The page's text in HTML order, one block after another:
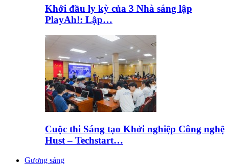
Khởi đầu ly kỳ của 3 Nhà sáng lập
PlayAh!: Lập…
Cuộc thi Sáng tạo Khởi nghiệp Công nghệ
Hust – Techstart…
Gương sáng